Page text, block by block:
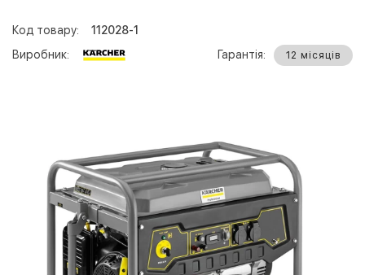
Код товару:
112028-1
Виробник:
Гарантія: 12 місяців